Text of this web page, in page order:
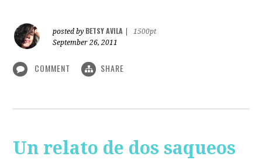
posted by BETSY AVILA
1500pt
September 26, 2011
COMMENT SHARE
Un relato de dos saqueos